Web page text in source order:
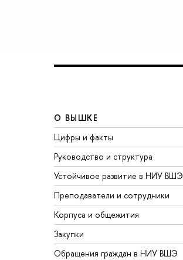
О ВЫШКЕ
Цифры и факты
Руководство и структура
Устойчивое развитие в НИУ ВШЭ
Преподаватели и сотрудники
Корпуса и общежития
Закупки
Обращения граждан в НИУ ВШЭ